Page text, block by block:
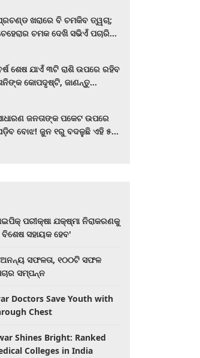
ଖରାରେ ବି ଚମକିବ ତ୍ୱଚା;
ଚମକ ଦେଖି ସଭିଏଁ ପଚାରିବେ
ଶେଷ ଯାଏଁ ୩ଟି ରାଶି ଉପରେ ରହିବ
କୋପଦୃଷ୍ଟି, ଜାଣନ୍ତୁ
ଜନତାଙ୍କ ପକେଟ ଉପରେ
ବୋଝ! ଜୁନ ୧ରୁ ବଦଳୁଛି ଏହି ୫
ପରୀକ୍ଷା ଯକ୍ଷ୍ମା ନିରାକରଣକୁ
ସହାୟକ ହେବ'
ସଫଳତା, ୧୦୦ଟି ସଫଳ
ସମ୍ପନ୍ନ
Doctors Save Youth with
Chest
Shines Bright: Ranked
Colleges in India